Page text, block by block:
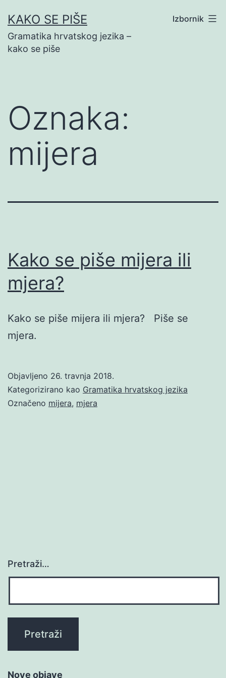
na
sadržaj
KAKO SE PIŠE
Gramatika hrvatskog jezika –
kako se piše
Izbornik
Oznaka:
mijera
Kako se piše mijera ili
mjera?
Kako se piše mijera ili mjera? Piše se
mjera.
Objavljeno 26. travnja 2018.
Kategorizirano kao Gramatika hrvatskog jezika
Označeno mijera, mjera
Pretraži…
Nove objave